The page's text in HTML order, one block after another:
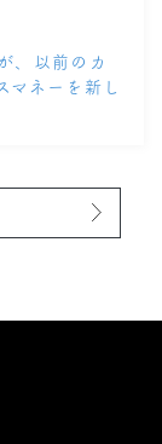
、以前のカ
ネーを新し